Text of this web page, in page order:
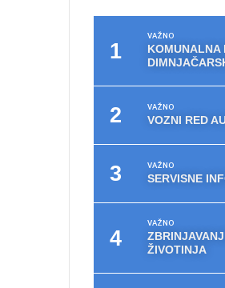
VAŽNO
KOMUNALNA
VAŽNO
VOZNI RED
VAŽNO
SERVISNE
VAŽNO
ŽIVOTINJA